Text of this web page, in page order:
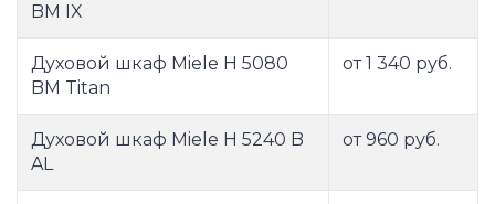
BM IX
Духовой шкаф Miele H 5080
BM Titan
от 1 340 руб.
Духовой шкаф Miele H 5240 B
AL
от 960 руб.